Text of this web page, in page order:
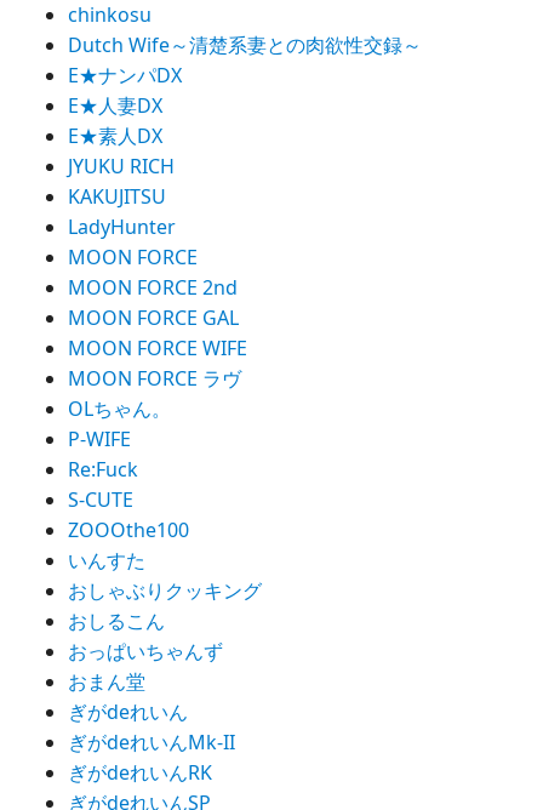
chinkosu
Dutch Wife～清楚系妻との肉欲性交録～
E★ナンパDX
E★人妻DX
E★素人DX
JYUKU RICH
KAKUJITSU
LadyHunter
MOON FORCE
MOON FORCE 2nd
MOON FORCE GAL
MOON FORCE WIFE
MOON FORCE ラヴ
OLちゃん。
P-WIFE
Re:Fuck
S-CUTE
ZOOOthe100
いんすた
おしゃぶりクッキング
おしるこん
おっぱいちゃんず
おまん堂
ぎがdeれいん
ぎがdeれいんMk-II
ぎがdeれいんRK
ぎがdeれいんSP